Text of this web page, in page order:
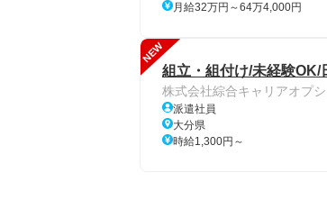
月給32万円～64万4,000円
NEW
組立・組付け/未経験OK/
株式会社綜合キャリアオプ
派遣社員
大分県
時給1,300円～